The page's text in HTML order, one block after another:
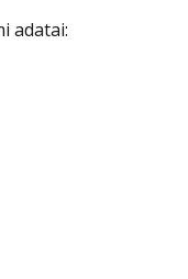
adatai: